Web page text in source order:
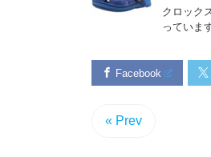
Facebook
« Prev